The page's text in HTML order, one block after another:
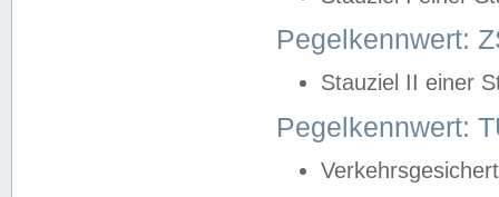
Pegelkennwert:
Stauziel II einer
Pegelkennwert: